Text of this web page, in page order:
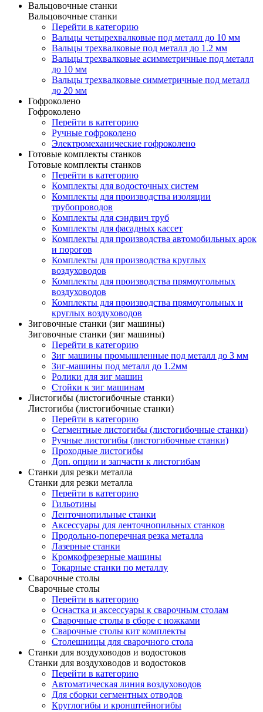
Вальцовочные станки
Вальцовочные станки
Перейти в категорию
Вальцы четырехвалковые под металл до 10 мм
Вальцы трехвалковые под металл до 1.2 мм
Вальцы трехвалковые асимметричные под металл
до 10 мм
Вальцы трехвалковые симметричные под металл
до 20 мм
Гофроколено
Гофроколено
Перейти в категорию
Ручные гофроколено
Электромеханические гофроколено
Готовые комплекты станков
Готовые комплекты станков
Перейти в категорию
Комплекты для водосточных систем
Комплекты для производства изоляции
трубопроводов
Комплекты для сэндвич труб
Комплекты для фасадных кассет
Комплекты для производства автомобильных арок
и порогов
Комплекты для производства круглых
воздуховодов
Комплекты для производства прямоугольных
воздуховодов
Комплекты для производства прямоугольных и
круглых воздуховодов
Зиговочные станки (зиг машины)
Зиговочные станки (зиг машины)
Перейти в категорию
Зиг машины промышленные под металл до 3 мм
Зиг-машины под металл до 1.2мм
Ролики для зиг машин
Стойки к зиг машинам
Листогибы (листогибочные станки)
Листогибы (листогибочные станки)
Перейти в категорию
Сегментные листогибы (листогибочные станки)
Ручные листогибы (листогибочные станки)
Проходные листогибы
Доп. опции и запчасти к листогибам
Станки для резки металла
Станки для резки металла
Перейти в категорию
Гильотины
Ленточнопильные станки
Аксессуары для ленточнопильных станков
Продольно-поперечная резка металла
Лазерные станки
Кромкофрезерные машины
Токарные станки по металлу
Сварочные столы
Сварочные столы
Перейти в категорию
Оснастка и аксессуары к сварочным столам
Сварочные столы в сборе с ножками
Сварочные столы кит комплекты
Столешницы для сварочного стола
Станки для воздуховодов и водостоков
Станки для воздуховодов и водостоков
Перейти в категорию
Автоматическая линия воздуховодов
Для сборки сегментных отводов
Круглогибы и кронштейногибы